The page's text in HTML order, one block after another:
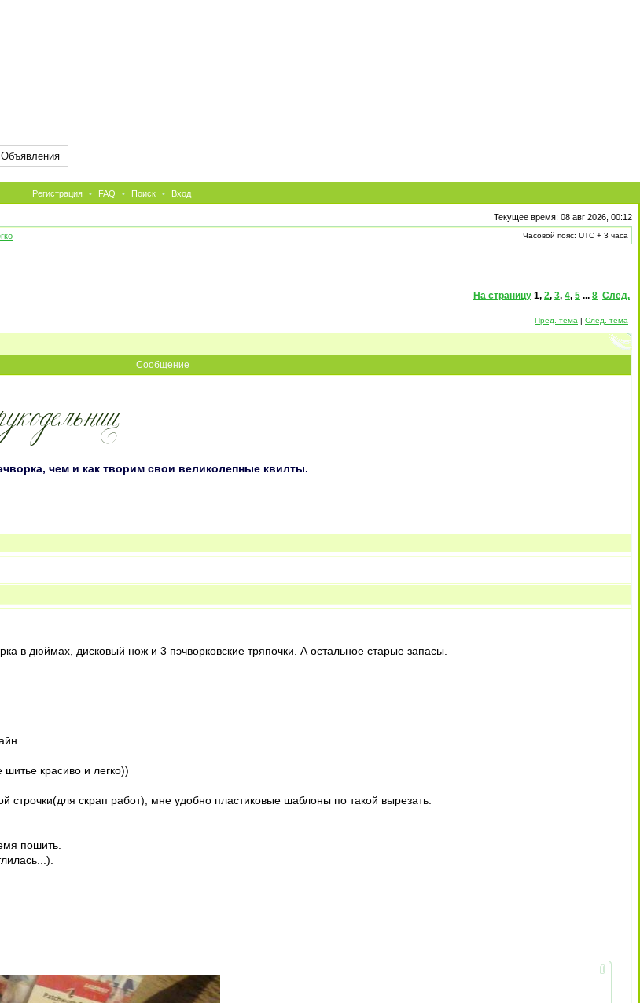
Регистрация • FAQ • Поиск • Вход
Текущее время: 08 авг 2026, 00:12
Часовой пояс: UTC + 3 часа
На страницу 1, 2, 3, 4, 5 ... 8 След.
Пред. тема | След. тема
Сообщение
чем и как творим свои великолепные квилты.
в дюймах, дисковый нож и 3 пэчворковские тряпочки. А остальное старые запасы.
красиво и легко))
строчки(для скрап работ), мне удобно пластиковые шаблоны по такой вырезать.
пошить.